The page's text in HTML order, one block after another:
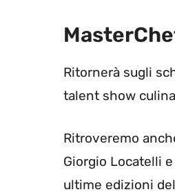
Ritornerà sugli
talent show
Ritroveremo
Giorgio Locatelli
ultime edizioni